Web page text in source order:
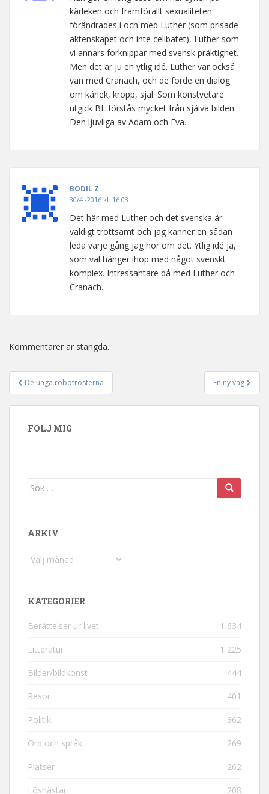
kärleken och framförallt sexualiteten
förändrades i och med Luther (som prisade
äktenskapet och inte celibatet), Luther som
vi annars förknippar med svensk präktighet.
Men det är ju en ytlig idé. Luther var också
vän med Cranach, och de förde en dialog
om kärlek, kropp, själ. Som konstvetare
utgick BL förstås mycket från själva bilden.
Den ljuvliga av Adam och Eva.
BODIL Z
30/4 -2016 kl. 16:03
Det här med Luther och det svenska är
väldigt tröttsamt och jag känner en sådan
leda varje gång jag hör om det. Ytlig idé ja,
som väl hänger ihop med något svenskt
komplex. Intressantare då med Luther och
Cranach.
Kommentarer är stängda.
Inläggsnavigering
De unga robotrösterna En ny väg
FÖLJ MIG
Sök efter:
ARKIV
Arkiv
KATEGORIER
Berättelser ur livet 1 634
Litteratur 1 225
Bilder/bildkonst 444
Resor 401
Politik 362
Ord och språk 269
Platser 262
Löshästar 208